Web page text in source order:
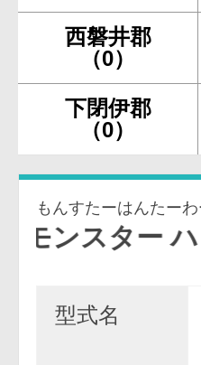
西磐井郡
（0）
下閉伊郡
（0）
もんすたーはんたー
ー ハンター
型式名